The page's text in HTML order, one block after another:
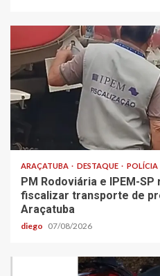
ARAÇATUBA DESTAQUE POLÍCIA
PM Rodoviária e IPEM-
fiscalizar transporte de
Araçatuba
diego 07/08/2026